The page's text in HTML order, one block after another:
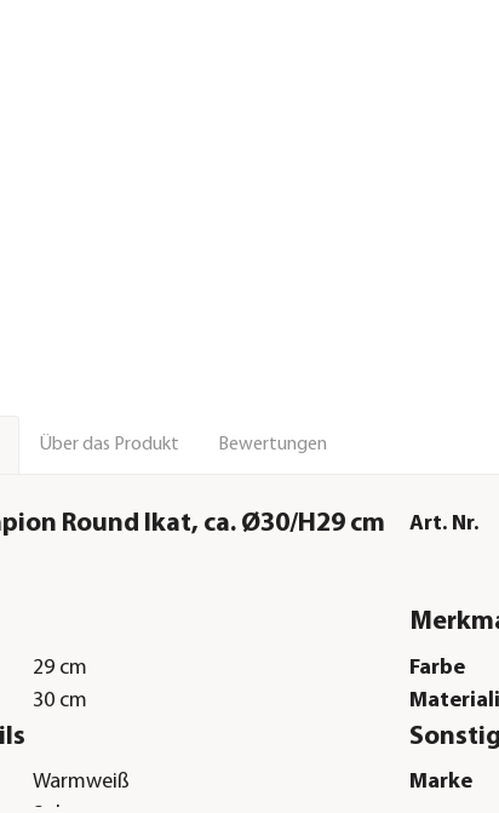
Über das Produkt Bewertungen
Round Ikat, ca. Ø30/H29 cm Art. Nr.
29 cm
30 cm
Farbe
Warmweiß
Marke